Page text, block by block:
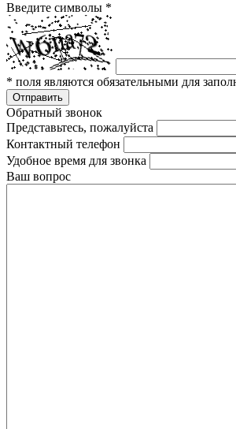
Введите символы *
* поля являются обязательными для
Отправить
Обратный звонок
Представьтесь, пожалуйста
Контактный телефон
Удобное время для звонка
Ваш вопрос